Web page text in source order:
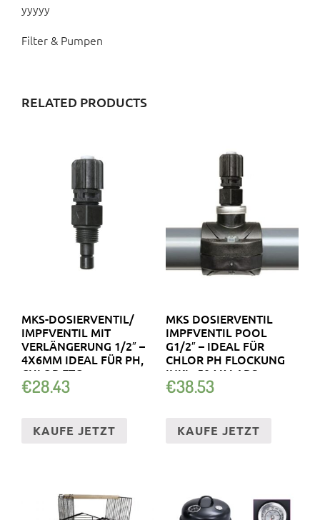
yyyyy
Filter & Pumpen
RELATED PRODUCTS
MKS-DOSIERVENTIL/
IMPFVENTIL MIT
VERLÄNGERUNG 1/2″ –
4X6MM IDEAL FÜR PH,
CHLOR ETC.
€28.43
KAUFE JETZT
MKS DOSIERVENTIL
IMPFVENTIL POOL
G1/2″ – IDEAL FÜR
CHLOR PH FLOCKUNG
INKL. 50 MM ABS
€38.53
KAUFE JETZT